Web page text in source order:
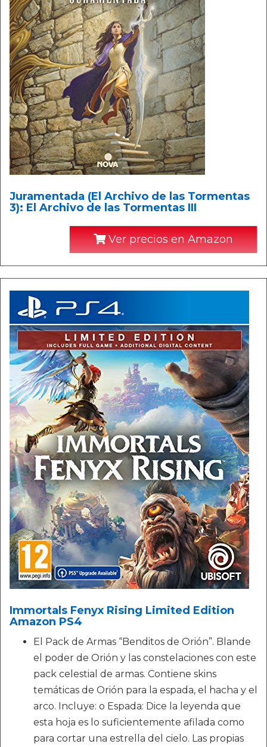
Juramentada (El Archivo de las Tormentas
3): El Archivo de las Tormentas III
Ver precios en Amazon
Immortals Fenyx Rising Limited Edition
Amazon PS4
El Pack de Armas “Benditos de Orión”. Blande
el poder de Orión y las constelaciones con este
pack celestial de armas. Contiene skins
temáticas de Orión para la espada, el hacha y el
arco. Incluye: o Espada: Dice la leyenda que
esta hoja es lo suficientemente afilada como
para cortar una estrella del cielo. Las propias